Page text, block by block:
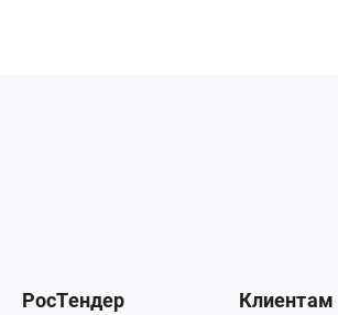
РосТендер Клиентам